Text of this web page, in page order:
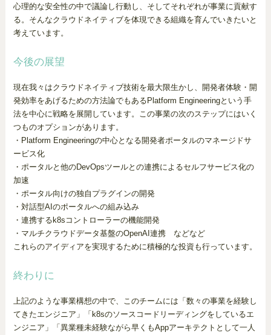
心理的な安全性の中で議論し行動し、そしてそれぞれが事業に貢献す
る。そんなクラウドネイティブを体現できる組織を育んでいきたいと
考えています。
今後の展望
現在我々はクラウドネイティブ技術を最大限生かし、開発者体験・開
発効率をあげるための方法論でもあるPlatform Engineeringという手
法を中心に戦略を展開しています。この事業の次のステップにはいく
つものオプションがあります。
・Platform Engineeringの中心となる開発者ポータルのマネージドサ
ービス化
・ポータルと他のDevOpsツールとの連携によるセルフサービス化の
加速
・ポータル向けの独自プラグインの開発
・対話型AIのポータルへの組み込み
・連携するk8sコントローラーの機能開発
・マルチクラウドデータ基盤のOpenAI連携 などなど
これらのアイディアを実現するために積極的な投資も行っています。
終わりに
上記のような事業構想の中で、このチームには「数々の事業を経験し
てきたエンジニア」「k8sのソースコードリーディングをしているエ
ンジニア」「異業種未経験ながら早くもAppアーキテクトとして一人